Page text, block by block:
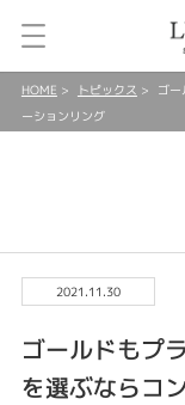
HOME トピックス
ゴ
ーションリング
2021.11.30
ゴールドもプ
を選ぶならコ